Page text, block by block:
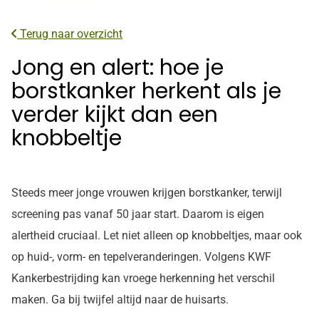
Terug naar overzicht
Jong en alert: hoe je
borstkanker herkent als je
verder kijkt dan een
knobbeltje
Steeds meer jonge vrouwen krijgen borstkanker, terwijl
screening pas vanaf 50 jaar start. Daarom is eigen
alertheid cruciaal. Let niet alleen op knobbeltjes, maar ook
op huid-, vorm- en tepelveranderingen. Volgens KWF
Kankerbestrijding kan vroege herkenning het verschil
maken. Ga bij twijfel altijd naar de huisarts.